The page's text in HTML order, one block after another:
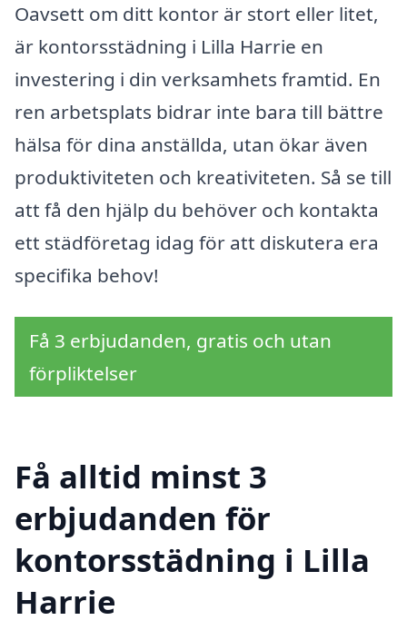
Oavsett om ditt kontor är stort eller litet,
är kontorsstädning i Lilla Harrie en
investering i din verksamhets framtid. En
ren arbetsplats bidrar inte bara till bättre
hälsa för dina anställda, utan ökar även
produktiviteten och kreativiteten. Så se till
att få den hjälp du behöver och kontakta
ett städföretag idag för att diskutera era
specifika behov!
Få 3 erbjudanden, gratis och utan
förpliktelser
Få alltid minst 3
erbjudanden för
kontorsstädning i Lilla
Harrie